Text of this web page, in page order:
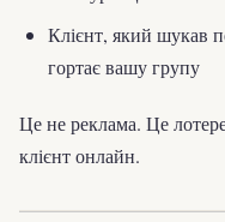
Клієнт, який шукав
гортає вашу групу
Це не реклама. Це
клієнт онлайн.